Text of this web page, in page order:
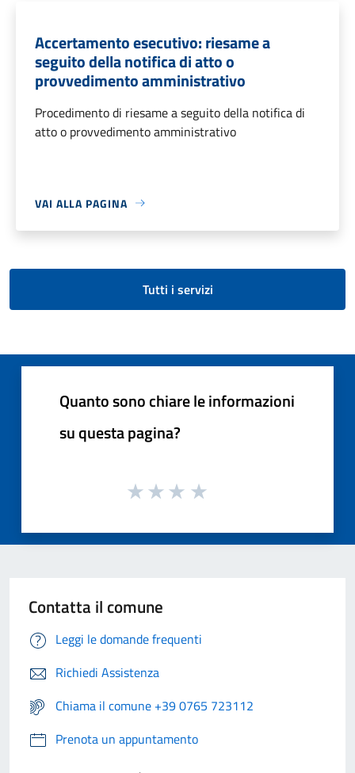
Accertamento esecutivo: riesame a
seguito della notifica di atto o
provvedimento amministrativo
Procedimento di riesame a seguito della notifica di
atto o provvedimento amministrativo
VAI ALLA PAGINA
Tutti i servizi
Quanto sono chiare le informazioni
su questa pagina?
Contatta il comune
Leggi le domande frequenti
Richiedi Assistenza
Chiama il comune +39 0765 723112
Prenota un appuntamento